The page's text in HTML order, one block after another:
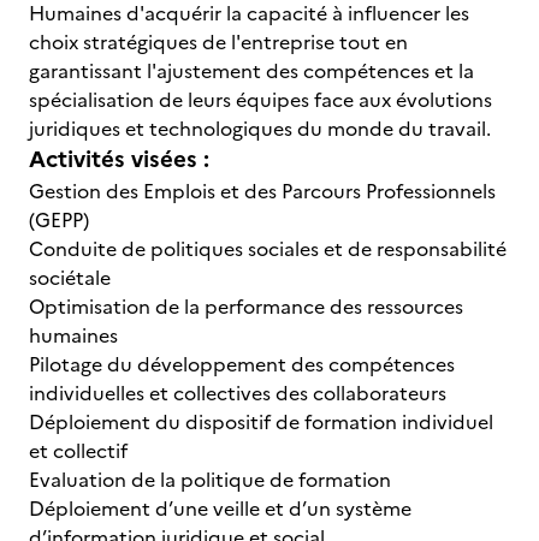
Humaines d'acquérir la capacité à influencer les
choix stratégiques de l'entreprise tout en
garantissant l'ajustement des compétences et la
spécialisation de leurs équipes face aux évolutions
juridiques et technologiques du monde du travail.
Activités visées :
Gestion des Emplois et des Parcours Professionnels
(GEPP)
Conduite de politiques sociales et de responsabilité
sociétale
Optimisation de la performance des ressources
humaines
Pilotage du développement des compétences
individuelles et collectives des collaborateurs
Déploiement du dispositif de formation individuel
et collectif
Evaluation de la politique de formation
Déploiement d’une veille et d’un système